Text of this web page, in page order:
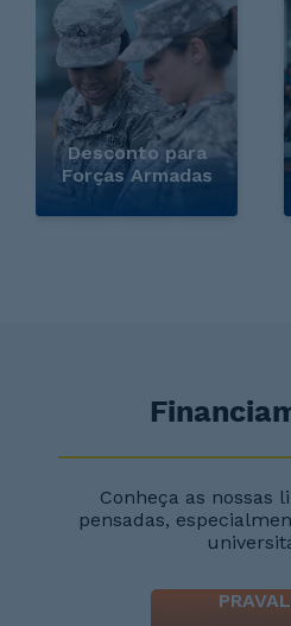
Desconto para
Forças Armadas
Conheça as nossas
pensadas,